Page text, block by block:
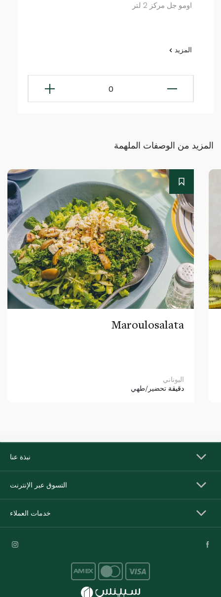
اومو جل مركز 2 لتر
المزيد
0
المزيد من الوصفات الملهمة
Maroulosalata
اليوناني
دقيقة تحضير/طهي
نبذة عنا
التسوق عبر الإنترنت
خدمات العملاء